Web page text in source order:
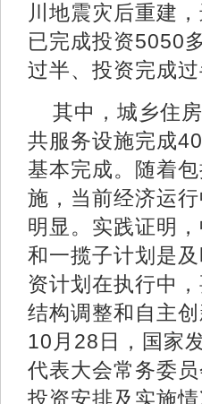
川地震灾后重建
已完成投资5050
过半、投资完成过
其中，城乡住
共服务设施完成
基本完成。随着
施，当前经济运
明显。实践证明
和一揽子计划是
资计划在执行中
结构调整和自主
10月28日，国家
代表大会常务委
投资安排及实施